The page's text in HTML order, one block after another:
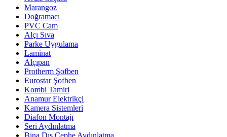
Marangoz
Doğramacı
PVC Cam
Alçı Sıva
Parke Uygulama
Laminat
Alçıpan
Protherm Şofben
Eurostar Şofben
Kombi Tamiri
Anamur Elektrikçi
Kamera Sistemleri
Diafon Montajı
Seri Aydınlatma
Bina Dış Cephe Aydınlatma